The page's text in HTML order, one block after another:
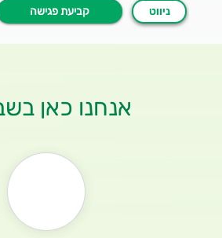
ניווט קביעת פגישה
אנחנו כאן